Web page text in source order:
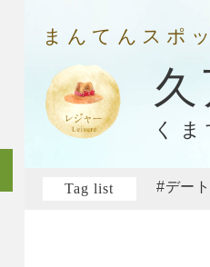
まんてんスポ
く
Tag list #デー